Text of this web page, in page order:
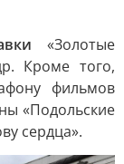
«Золотые
Кроме того,
фильмов
«Подольские
сердца».